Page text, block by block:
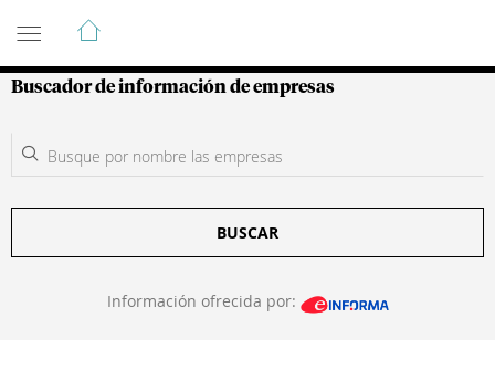
Guía de Empresas Colombianas
Buscador de información de empresas
BUSCAR
Información ofrecida por: